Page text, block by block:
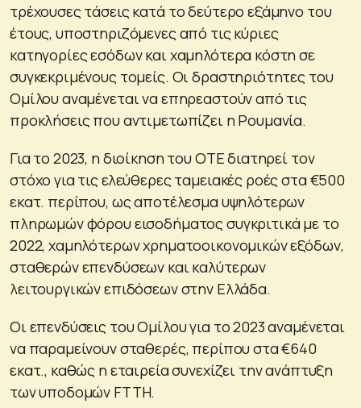
τρέχουσες τάσεις κατά το δεύτερο εξάμηνο του
έτους, υποστηριζόμενες από τις κύριες
κατηγορίες εσόδων και χαμηλότερα κόστη σε
συγκεκριμένους τομείς. Οι δραστηριότητες του
Ομίλου αναμένεται να επηρεαστούν από τις
προκλήσεις που αντιμετωπίζει η Ρουμανία.
Για το 2023, η διοίκηση του OΤΕ διατηρεί τον
στόχο για τις ελεύθερες ταμειακές ροές στα €500
εκατ. περίπου, ως αποτέλεσμα υψηλότερων
πληρωμών φόρου εισοδήματος συγκριτικά με το
2022, χαμηλότερων χρηματοοικονομικών εξόδων,
σταθερών επενδύσεων και καλύτερων
λειτουργικών επιδόσεων στην Ελλάδα.
Οι επενδύσεις του Ομίλου για το 2023 αναμένεται
να παραμείνουν σταθερές, περίπου στα €640
εκατ., καθώς η εταιρεία συνεχίζει την ανάπτυξη
των υποδομών FTTH.